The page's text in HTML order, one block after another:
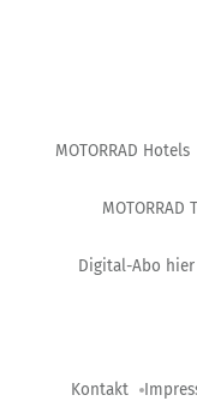
MOTORRAD Hotels
Digital-Abo
Kontakt